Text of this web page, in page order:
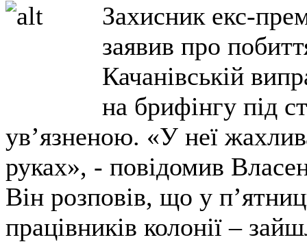
Захисник екс-
заявив про
Качанівській
на брифінгу під
ув’язненою. «У неї
руках», - повідомив
Він розповів, що у
працівників колонії –